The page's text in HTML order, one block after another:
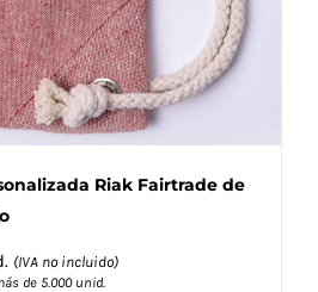
Riak Fairtrade de
(IVA no incluido)
de 5.000 unid.